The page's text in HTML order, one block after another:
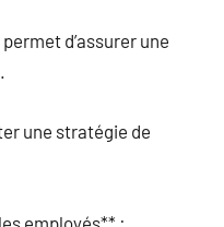
d’assurer une
une stratégie de
employés** :